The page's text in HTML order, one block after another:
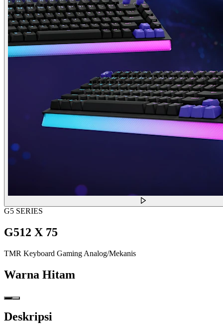
G5 SERIES
G512 X 75
TMR Keyboard Gaming Analog/Mekanis
Warna Hitam
Deskripsi